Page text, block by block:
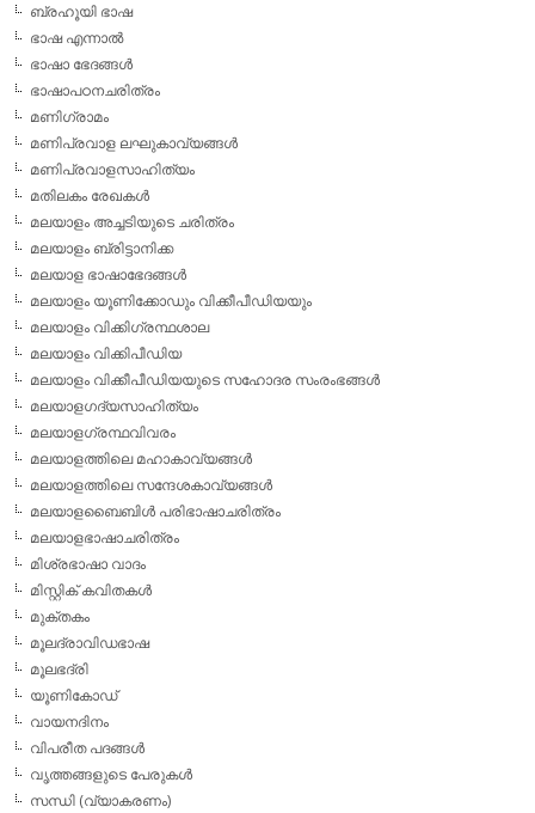
ബ്രഹൂയി ഭാഷ
ഭാഷ എന്നാല്‍
ഭാഷാ ഭേദങ്ങള്‍
ഭാഷാപഠനചരിത്രം
മണിഗ്രാമം
മണിപ്രവാള ലഘുകാവ്യങ്ങള്‍
മണിപ്രവാളസാഹിത്യം
മതിലകം രേഖകള്‍
മലയാളം അച്ചടിയുടെ ചരിത്രം
മലയാളം ബ്രിട്ടാനിക്ക
മലയാള ഭാഷാഭേദങ്ങള്‍
മലയാളം യൂണിക്കോഡും വിക്കീപീഡിയയും
മലയാളം വിക്കിഗ്രന്ഥശാല
മലയാളം വിക്കിപീഡിയ
മലയാളം വിക്കീപീഡിയയുടെ സഹോദര സംരംഭങ്ങള്‍
മലയാളഗദ്യസാഹിത്യം
മലയാളഗ്രന്ഥവിവരം
മലയാളത്തിലെ മഹാകാവ്യങ്ങള്‍
മലയാളത്തിലെ സന്ദേശകാവ്യങ്ങള്‍
മലയാളബൈബിള്‍ പരിഭാഷാചരിത്രം
മലയാളഭാഷാചരിത്രം
മിശ്രഭാഷാ വാദം
മിസ്റ്റിക് കവിതകള്‍
മുക്തകം
മൂലദ്രാവിഡഭാഷ
മൂലഭദ്രി
യൂണികോഡ്
വായനദിനം
വിപരീത പദങ്ങള്‍
വൃത്തങ്ങളുടെ പേരുകള്‍
സന്ധി (വ്യാകരണം)